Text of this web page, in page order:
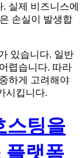
실제 비즈니스에
손실이 발생합
있습니다. 일반
렵습니다. 따라
하게 고려해야
시킵니다.
스팅을
플랫폼